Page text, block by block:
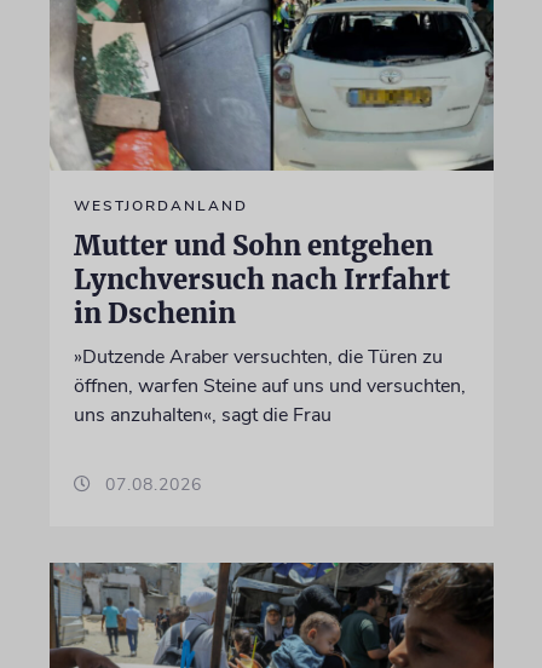
WESTJORDANLAND
Mutter und Sohn entgehen
Lynchversuch nach Irrfahrt
in Dschenin
»Dutzende Araber versuchten, die Türen zu
öffnen, warfen Steine auf uns und versuchten,
uns anzuhalten«, sagt die Frau
07.08.2026